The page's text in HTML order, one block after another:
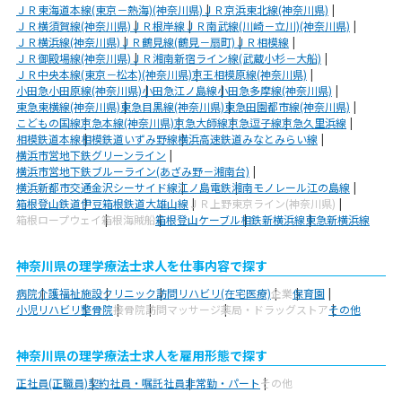
ＪＲ東海道本線(東京－熱海)(神奈川県)ＪＲ京浜東北線(神奈川県)
ＪＲ横須賀線(神奈川県)ＪＲ根岸線ＪＲ南武線(川崎－立川)(神奈川県)
ＪＲ横浜線(神奈川県)ＪＲ鶴見線(鶴見－扇町)ＪＲ相模線
ＪＲ御殿場線(神奈川県)ＪＲ湘南新宿ライン線(武蔵小杉－大船)
ＪＲ中央本線(東京－松本)(神奈川県)京王相模原線(神奈川県)
小田急小田原線(神奈川県)小田急江ノ島線小田急多摩線(神奈川県)
東急東横線(神奈川県)東急目黒線(神奈川県)東急田園都市線(神奈川県)
こどもの国線京急本線(神奈川県)京急大師線京急逗子線京急久里浜線
相模鉄道本線相模鉄道いずみ野線横浜高速鉄道みなとみらい線
横浜市営地下鉄グリーンライン
横浜市営地下鉄ブルーライン(あざみ野－湘南台)
横浜新都市交通金沢シーサイド線江ノ島電鉄湘南モノレール江の島線
箱根登山鉄道伊豆箱根鉄道大雄山線 ＪＲ上野東京ライン(神奈川県)
箱根ロープウェイ箱根海賊船箱根登山ケーブル相鉄新横浜線東急新横浜線
神奈川県の理学療法士求人を仕事内容で探す
病院介護福祉施設クリニック訪問リハビリ(在宅医療)企業保育園
小児リハビリ整骨院接骨院訪問マッサージ薬局・ドラッグストアその他
神奈川県の理学療法士求人を雇用形態で探す
正社員(正職員)契約社員・嘱託社員非常勤・パートその他